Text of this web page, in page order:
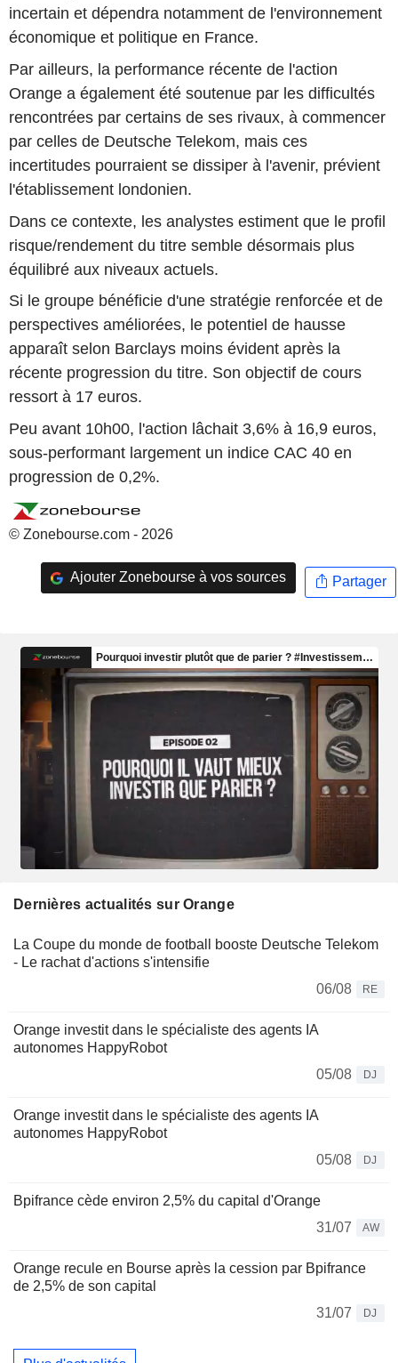
incertain et dépendra notamment de l'environnement
économique et politique en France.
Par ailleurs, la performance récente de l'action
Orange a également été soutenue par les difficultés
rencontrées par certains de ses rivaux, à commencer
par celles de Deutsche Telekom, mais ces
incertitudes pourraient se dissiper à l'avenir, prévient
l'établissement londonien.
Dans ce contexte, les analystes estiment que le profil
risque/rendement du titre semble désormais plus
équilibré aux niveaux actuels.
Si le groupe bénéficie d'une stratégie renforcée et de
perspectives améliorées, le potentiel de hausse
apparaît selon Barclays moins évident après la
récente progression du titre. Son objectif de cours
ressort à 17 euros.
Peu avant 10h00, l'action lâchait 3,6% à 16,9 euros,
sous-performant largement un indice CAC 40 en
progression de 0,2%.
© Zonebourse.com - 2026
Ajouter Zonebourse à vos sources Partager
Dernières actualités sur Orange
La Coupe du monde de football booste Deutsche Telekom
- Le rachat d'actions s'intensifie
06/08
RE
Orange investit dans le spécialiste des agents IA
autonomes HappyRobot
05/08
DJ
Orange investit dans le spécialiste des agents IA
autonomes HappyRobot
05/08
DJ
Bpifrance cède environ 2,5% du capital d'Orange
31/07
AW
Orange recule en Bourse après la cession par Bpifrance
de 2,5% de son capital
31/07
DJ